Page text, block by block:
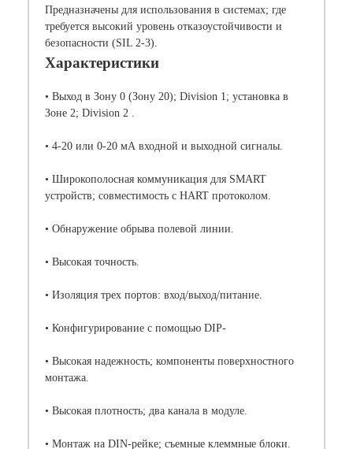
Предназначены для использования в системах; где
требуется высокий уровень отказоустойчивости и
безопасности (SIL 2-3).
Характеристики
• Выход в Зону 0 (Зону 20); Division 1; установка в
Зоне 2; Division 2 .
• 4-20 или 0-20 мА входной и выходной сигналы.
• Широкополосная коммуникация для SMART
устройств; совместимость с HART протоколом.
• Обнаружение обрыва полевой линии.
• Высокая точность.
• Изоляция трех портов: вход/выход/питание.
• Конфигурирование с помощью DIP-
• Высокая надежность; компоненты поверхностного
монтажа.
• Высокая плотность; два канала в модуле.
• Монтаж на DIN-рейке; съемные клеммные блоки.